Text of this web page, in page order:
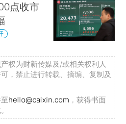
点收市
权为财新传媒及/或相关权利人
，禁止进行转载、摘编、复制及
hello@caixin.com ，获得书面